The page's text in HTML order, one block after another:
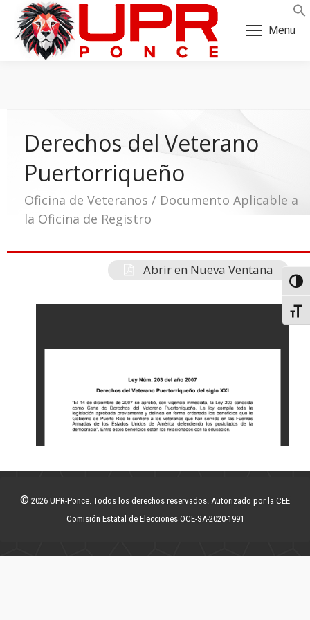
Skip
Content
Skip
navigation
Menu
Derechos del Veterano
Puertorriqueño
Oficina de Veteranos / Documento Aplicable a
la Oficina de Registro
Abrir en Nueva Ventana
© 2026 UPR-Ponce. Todos los derechos reservados. Autorizado por la CEE
Comisión Estatal de Elecciones OCE-SA-2020-1991